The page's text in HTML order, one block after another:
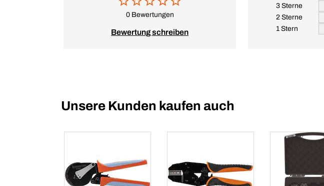
0 Bewertungen
Bewertung schreiben
3 Sterne
2 Sterne
1 Stern
Unsere Kunden kaufen auch